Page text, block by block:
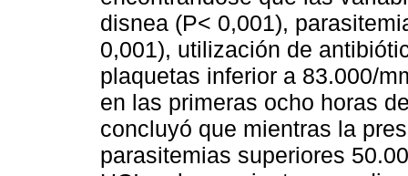
disnea (P< 0,001),
0,001), utilización de
plaquetas inferior a 83.000/
en las primeras ocho horas
concluyó que mientras la
parasitemias superiores